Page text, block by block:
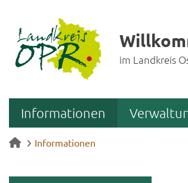
im Landkreis
Informationen
Informationen